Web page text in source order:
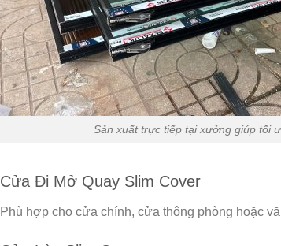
Sản xuất trực tiếp tại xưởng giúp tối
Cửa Đi Mở Quay Slim Cover
Phù hợp cho cửa chính, cửa thông phòng hoặc